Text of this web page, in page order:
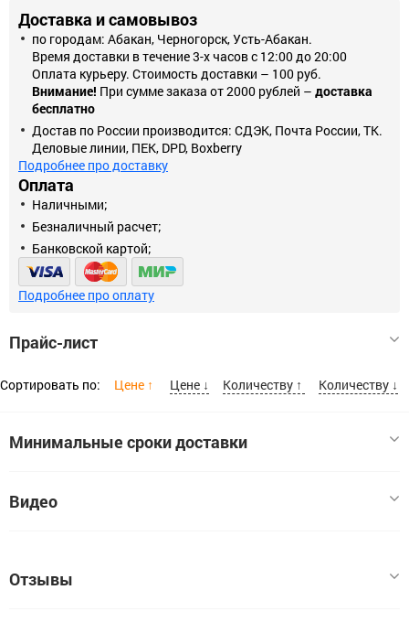
Длина втулки: 23 мм
Ширина протектора: 16 мм
Высота в сборе: 72 мм
Размер платформы: 50х50 мм
Расположение отверстий на платформе: 36х36 мм
Размер отверстий: 12х6.2 мм
Толщина платформы: 1.5 мм
Доставка и самовывоз
по городам: Абакан, Черногорск, Усть-Абакан.
Время доставки в течение 3-х часов с 12:00 до 20:00
Оплата курьеру. Стоимость доставки – 100 руб.
Внимание! При сумме заказа от 2000 рублей – доставка
бесплатно
Достав по России производится: СДЭК, Почта России, ТК.
Деловые линии, ПЕК, DPD, Boxberry
Подробнее про доставку
Оплата
Наличными;
Безналичный расчет;
Банковской картой;
Подробнее про оплату
Прайс-лист
Сортировать по: Цене ↑ Цене ↓ Количеству ↑ Количеству ↓
Габариты мм
Колесо поворотное с тормозом d=50 мм, г/п 35 кг, резина/
Код: ЦБ-00060658
Минимальные сроки доставки
Видео
Отзывы